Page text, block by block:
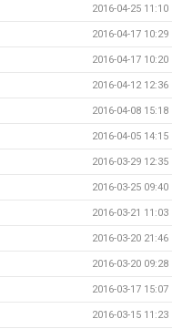
2016-04-25 11:10
2016-04-17 10:29
2016-04-17 10:20
2016-04-12 12:36
2016-04-08 15:18
2016-04-05 14:15
2016-03-29 12:35
2016-03-25 09:40
2016-03-21 11:03
2016-03-20 21:46
2016-03-20 09:28
2016-03-17 15:07
2016-03-15 11:23